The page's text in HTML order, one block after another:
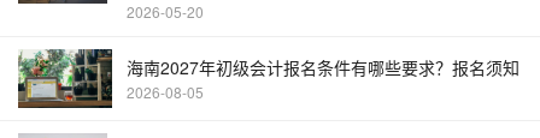
2026-05-20
海南2027年初级会计报名条件有哪些要求？报名须知
2026-08-05